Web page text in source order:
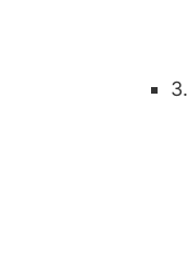
3.